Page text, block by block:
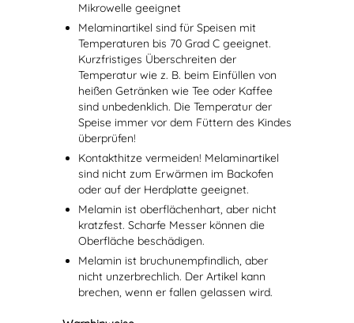
Mikrowelle geeignet
Melaminartikel sind für Speisen mit
Temperaturen bis 70 Grad C geeignet.
Kurzfristiges Überschreiten der
Temperatur wie z. B. beim Einfüllen von
heißen Getränken wie Tee oder Kaffee
sind unbedenklich. Die Temperatur der
Speise immer vor dem Füttern des Kindes
überprüfen!
Kontakthitze vermeiden! Melaminartikel
sind nicht zum Erwärmen im Backofen
oder auf der Herdplatte geeignet.
Melamin ist oberflächenhart, aber nicht
kratzfest. Scharfe Messer können die
Oberfläche beschädigen.
Melamin ist bruchunempfindlich, aber
nicht unzerbrechlich. Der Artikel kann
brechen, wenn er fallen gelassen wird.